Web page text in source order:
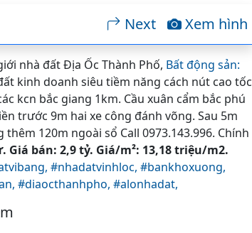
Xem hình
Next
nhà đất Địa Ốc Thành Phố, Bất động sản:
kinh doanh siêu tiềm năng cách nút cao tốc
kcn bắc giang 1km. Cầu xuân cẩm bắc phú
trước 9m hai xe công đánh võng. Sau 5m
120m ngoài sổ Call 0973.143.996. Chính
bán: 2,9 tỷ. Giá/m²: 13,18 triệu/m2.
#nhadatvinhloc, #bankhoxuong,
#diaocthanhpho, #alonhadat,